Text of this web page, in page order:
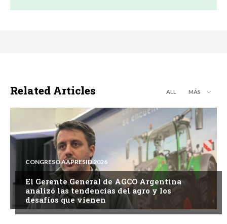
Related Articles ALL MÁS
CONGRESO AAPRESID 2026
El Gerente General de AGCO Argentina
analizó las tendencias del agro y los
desafíos que vienen